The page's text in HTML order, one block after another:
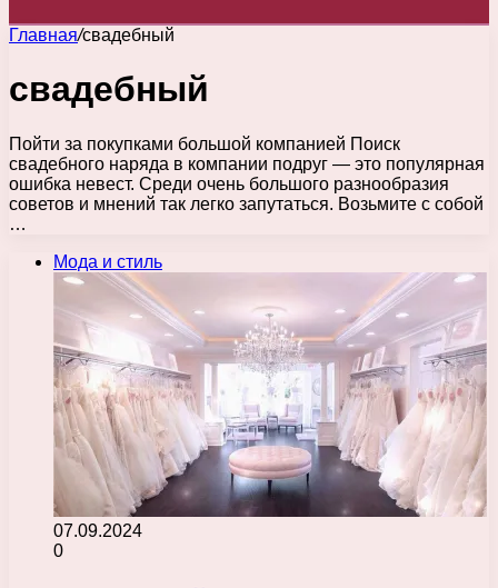
Главная/свадебный
свадебный
Пойти за покупками большой компанией Поиск
свадебного наряда в компании подруг — это популярная
ошибка невест. Среди очень большого разнообразия
советов и мнений так легко запутаться. Возьмите с собой
…
Мода и стиль
07.09.2024
0